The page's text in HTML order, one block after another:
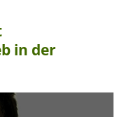
in der